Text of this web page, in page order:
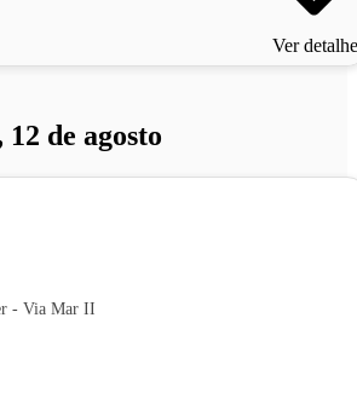
Ver
de agosto
- Via Mar II